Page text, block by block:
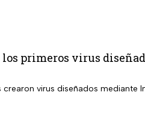
primeros virus
virus diseñados mediante